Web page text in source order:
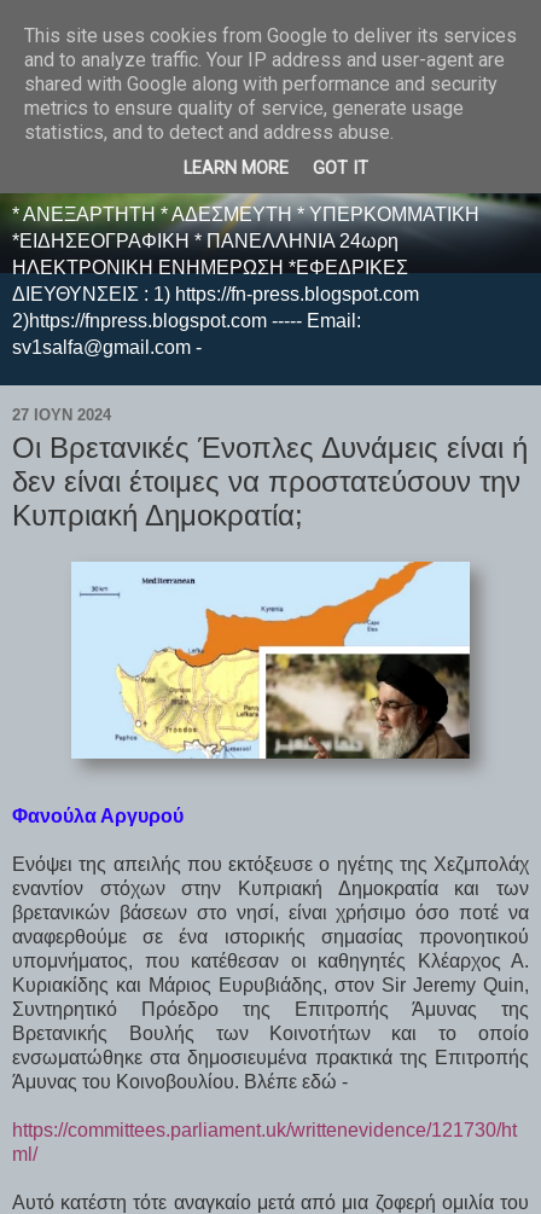
E F E N P R E S S -
ΗΛΕΚΤΡΟΝΙΚΗ
ΕΦΗΜΕΡΙΔΑ
* ΑΝΕΞΑΡΤΗΤΗ * ΑΔΕΣΜΕΥΤΗ * ΥΠΕΡΚΟΜΜΑΤΙΚΗ
*ΕΙΔΗΣΕΟΓΡΑΦΙΚΗ * ΠΑΝΕΛΛΗΝΙΑ 24ωρη
ΗΛΕΚΤΡΟΝΙΚΗ ΕΝΗΜΕΡΩΣΗ *ΕΦΕΔΡΙΚΕΣ
ΔΙΕΥΘΥΝΣΕΙΣ : 1) https://fn-press.blogspot.com
2)https://fnpress.blogspot.com ----- Email:
sv1salfa@gmail.com -
27 ΙΟΥΝ 2024
Οι Βρετανικές Ένοπλες Δυνάμεις είναι ή
δεν είναι έτοιμες να προστατεύσουν την
Κυπριακή Δημοκρατία;
Φανούλα Αργυρού
Ενόψει της απειλής που εκτόξευσε ο ηγέτης της Χεζμπολάχ
εναντίον στόχων στην Κυπριακή Δημοκρατία και των
βρετανικών βάσεων στο νησί, είναι χρήσιμο όσο ποτέ να
αναφερθούμε σε ένα ιστορικής σημασίας προνοητικού
υπομνήματος, που κατέθεσαν οι καθηγητές Κλέαρχος Α.
Κυριακίδης και Μάριος Ευρυβιάδης, στον Sir Jeremy Quin,
Συντηρητικό Πρόεδρο της Επιτροπής Άμυνας της
Βρετανικής Βουλής των Κοινοτήτων και το οποίο
ενσωματώθηκε στα δημοσιευμένα πρακτικά της Επιτροπής
Άμυνας του Κοινοβουλίου. Βλέπε εδώ -
https://committees.parliament.uk/writtenevidence/121730/ht
ml/
Αυτό κατέστη τότε αναγκαίο μετά από μια ζοφερή ομιλία του
This site uses cookies from Google to deliver its services
and to analyze traffic. Your IP address and user-agent are
shared with Google along with performance and security
metrics to ensure quality of service, generate usage
statistics, and to detect and address abuse.
LEARN MORE GOT IT